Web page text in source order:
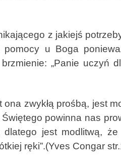
z jakiejś
u Boga
„Panie uczyń
zwykłą prośbą, jest
powinna nas
jest modlitwą,
ręki”.(Yves Congar